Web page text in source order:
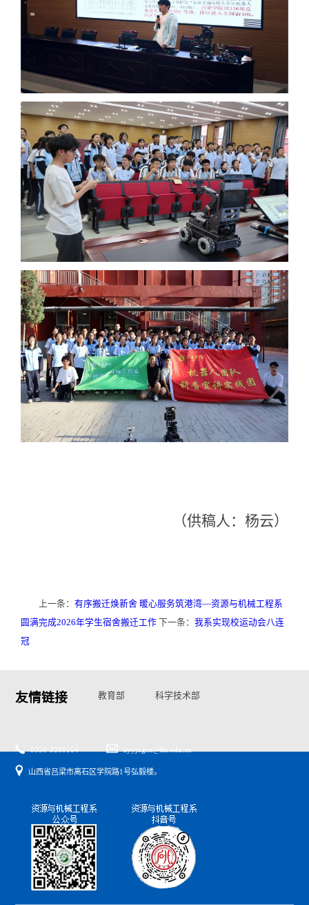
（供稿人：杨云）
上一条： 有序搬迁焕新舍 暖心服务筑港湾—资源与机械工程系
圆满完成2026年学生宿舍搬迁工作 下一条：我系实现校运动会八连
冠
友情链接 教育部
科学技术部
山西省吕梁市离石区学院路1号弘毅楼。